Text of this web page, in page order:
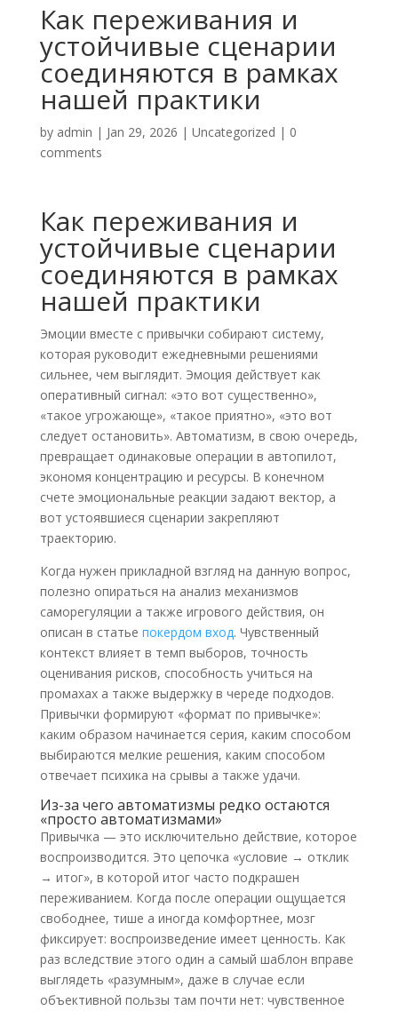
Как переживания и
устойчивые сценарии
соединяются в рамках
нашей практики
by admin | Jan 29, 2026 | Uncategorized | 0
comments
Как переживания и
устойчивые сценарии
соединяются в рамках
нашей практики
Эмоции вместе с привычки собирают систему,
которая руководит ежедневными решениями
сильнее, чем выглядит. Эмоция действует как
оперативный сигнал: «это вот существенно»,
«такое угрожающе», «такое приятно», «это вот
следует остановить». Автоматизм, в свою очередь,
превращает одинаковые операции в автопилот,
экономя концентрацию и ресурсы. В конечном
счете эмоциональные реакции задают вектор, а
вот устоявшиеся сценарии закрепляют
траекторию.
Когда нужен прикладной взгляд на данную вопрос,
полезно опираться на анализ механизмов
саморегуляции а также игрового действия, он
описан в статье покердом вход. Чувственный
контекст влияет в темп выборов, точность
оценивания рисков, способность учиться на
промахах а также выдержку в череде подходов.
Привычки формируют «формат по привычке»:
каким образом начинается серия, каким способом
выбираются мелкие решения, каким способом
отвечает психика на срывы а также удачи.
Из-за чего автоматизмы редко остаются
«просто автоматизмами»
Привычка — это исключительно действие, которое
воспроизводится. Это цепочка «условие → отклик
→ итог», в которой итог часто подкрашен
переживанием. Когда после операции ощущается
свободнее, тише а иногда комфортнее, мозг
фиксирует: воспроизведение имеет ценность. Как
раз вследствие этого один а самый шаблон вправе
выглядеть «разумным», даже в случае если
объективной пользы там почти нет: чувственное